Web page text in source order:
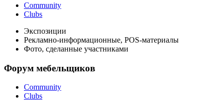
Community
Clubs
Экспозиции
Рекламно-информационные, POS-материалы
Фото, сделанные участниками
Форум мебельщиков
Community
Clubs